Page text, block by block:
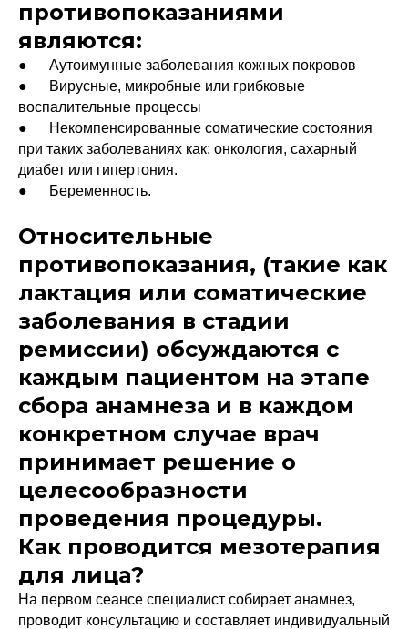
противопоказаниями
являются:
● Аутоимунные заболевания кожных покровов
● Вирусные, микробные или грибковые
воспалительные процессы
● Некомпенсированные соматические состояния
при таких заболеваниях как: онкология, сахарный
диабет или гипертония.
● Беременность.
Относительные
противопоказания, (такие как
лактация или соматические
заболевания в стадии
ремиссии) обсуждаются с
каждым пациентом на этапе
сбора анамнеза и в каждом
конкретном случае врач
принимает решение о
целесообразности
проведения процедуры.
Как проводится мезотерапия
для лица?
На первом сеансе специалист собирает анамнез,
проводит консультацию и составляет индивидуальный